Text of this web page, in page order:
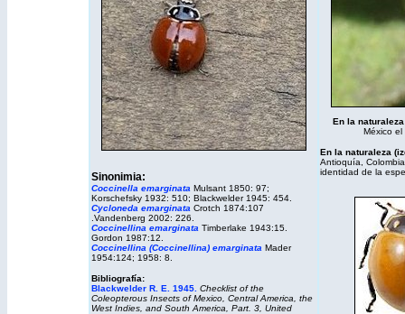
Sinonimia:
Coccinella emarginata Mulsant 1850: 97;
Korschefsky 1932: 510; Blackwelder 1945: 454.
Cycloneda emarginata Crotch 1874:107
.Vandenberg 2002: 226.
Coccinellina emarginata Timberlake 1943:15.
Gordon 1987:12.
Coccinellina (Coccinellina) emarginata Mader
1954:124; 1958: 8.
Bibliografía:
Blackwelder R. E. 1945. Checklist of the
Coleopterous Insects of Mexico, Central America, the
West Indies, and South America, Part. 3, United
En la
México
En la naturaleza
Antioquía,
identidad de la